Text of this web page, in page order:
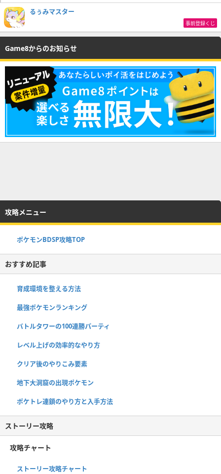
るぅみマスター
事前登録くじ
Game8からのお知らせ
攻略メニュー
ポケモンBDSP攻略TOP
おすすめ記事
育成環境を整える方法
最強ポケモンランキング
バトルタワーの100連勝パーティ
レベル上げの効率的なやり方
クリア後のやりこみ要素
地下大洞窟の出現ポケモン
ポケトレ連鎖のやり方と入手方法
ストーリー攻略
攻略チャート
ストーリー攻略チャート